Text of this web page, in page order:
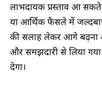
लाभदायक प्रस्ताव आ सकते
या आर्थिक फैसले में
की सलाह लेकर आगे बढ़ना
और समझदारी से लिया
देगा।